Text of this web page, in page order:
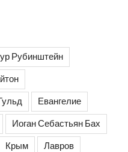
Рубинштейн
Евангелие
Иоган Себастьян Бах
Крым Лавров